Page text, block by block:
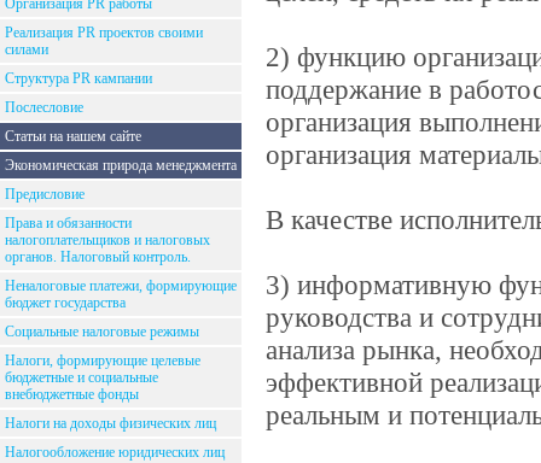
Организация PR работы
Реализация PR проектов своими
силами
Структура PR кампании
Послесловие
Статьи на нашем сайте
Экономическая природа менеджмента
Предисловие
Права и обязанности
налогоплательщиков и налоговых
органов. Налоговый контроль.
Неналоговые платежи, формирующие
бюджет государства
Социальные налоговые режимы
Налоги, формирующие целевые
бюджетные и социальные
внебюджетные фонды
Налоги на доходы физических лиц
Налогообложение юридических лиц
2) функцию
поддержание в
организация
организация
В качестве
3) информативную
руководства и
анализа рынка,
эффективной
реальным и